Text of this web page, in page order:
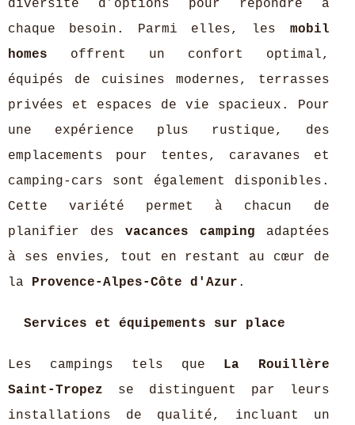
diversité d’options pour répondre à
chaque besoin. Parmi elles, les mobil
homes offrent un confort optimal,
équipés de cuisines modernes, terrasses
privées et espaces de vie spacieux. Pour
une expérience plus rustique, des
emplacements pour tentes, caravanes et
camping-cars sont également disponibles.
Cette variété permet à chacun de
planifier des vacances camping adaptées
à ses envies, tout en restant au cœur de
la Provence-Alpes-Côte d'Azur .
Services et équipements sur place
Les campings tels que La Rouillère
Saint-Tropez se distinguent par leurs
installations de qualité, incluant un